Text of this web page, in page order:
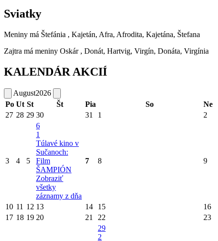
Sviatky
Meniny má Štefánia , Kajetán, Afra, Afrodita, Kajetána, Štefana
Zajtra má meniny Oskár , Donát, Hartvig, Virgín, Donáta, Virgínia
KALENDÁR AKCIÍ
August2026
Po Ut St Št Pia So
Ne
27 28 29 30 31 1 2
3 4 5
6
1
Túlavé kino v
Sučanoch:
Film
ŠAMPIÓN
Zobraziť
všetky
záznamy z dňa
7 8 9
10 11 12 13 14 15
16
17 18 19 20 21 22
23
29
2